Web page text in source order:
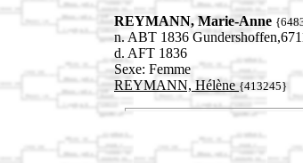
REYMANN, Marie-Anne
n. ABT 1836
d. AFT 1836
Sexe: Femme
REYMANN, Hélène{413245}